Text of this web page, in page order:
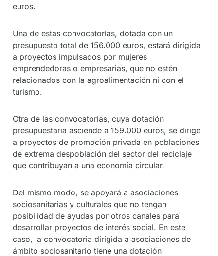
euros.
Una de estas convocatorias, dotada con un
presupuesto total de 156.000 euros, estará dirigida
a proyectos impulsados por mujeres
emprendedoras o empresarias, que no estén
relacionados con la agroalimentación ni con el
turismo.
Otra de las convocatorias, cuya dotación
presupuestaria asciende a 159.000 euros, se dirige
a proyectos de promoción privada en poblaciones
de extrema despoblación del sector del reciclaje
que contribuyan a una economía circular.
Del mismo modo, se apoyará a asociaciones
sociosanitarias y culturales que no tengan
posibilidad de ayudas por otros canales para
desarrollar proyectos de interés social. En este
caso, la convocatoria dirigida a asociaciones de
ámbito sociosanitario tiene una dotación